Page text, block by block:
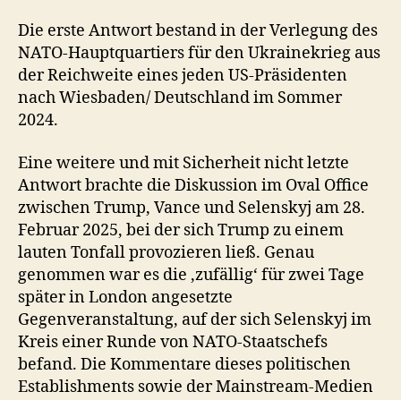
Die erste Antwort bestand in der Verlegung des
NATO-Hauptquartiers für den Ukrainekrieg aus
der Reichweite eines jeden US-Präsidenten
nach Wiesbaden/ Deutschland im Sommer
2024.
Eine weitere und mit Sicherheit nicht letzte
Antwort brachte die Diskussion im Oval Office
zwischen Trump, Vance und Selenskyj am 28.
Februar 2025, bei der sich Trump zu einem
lauten Tonfall provozieren ließ. Genau
genommen war es die ‚zufällig‘ für zwei Tage
später in London angesetzte
Gegenveranstaltung, auf der sich Selenskyj im
Kreis einer Runde von NATO-Staatschefs
befand. Die Kommentare dieses politischen
Establishments sowie der Mainstream-Medien